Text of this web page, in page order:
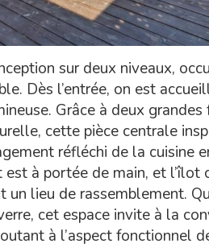
sur deux niveaux,
Dès l’entrée, on est
Grâce à deux grandes
cette pièce centrale
réfléchi de la cuisine
à portée de main, et l’îlot
lieu de rassemblement.
cet espace invite à la
à l’aspect fonctionnel